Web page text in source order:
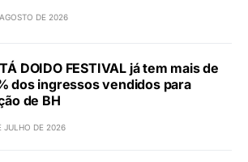
DE 2026
DOIDO FESTIVAL já tem mais de
dos ingressos vendidos para
de BH
JULHO DE 2026